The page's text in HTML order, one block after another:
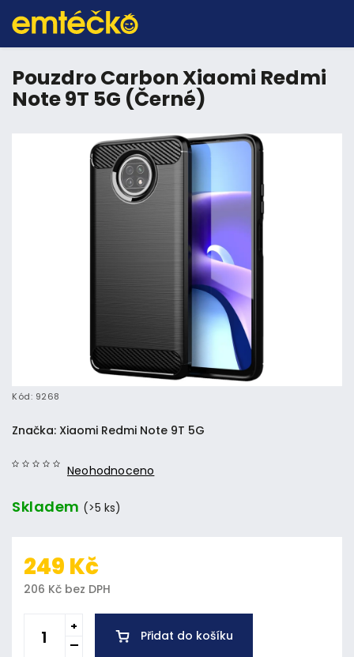
Pouzdro Carbon Xiaomi Redmi
Note 9T 5G (Černé)
Kód: 9268
Neohodnoceno
Značka: Xiaomi Redmi Note 9T 5G
Skladem (>5 ks)
249 Kč
206 Kč bez DPH
Přidat do košíku